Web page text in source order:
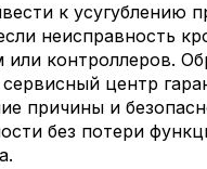
к усугублению
неисправность
или контроллеров.
центр
причины и
без потери